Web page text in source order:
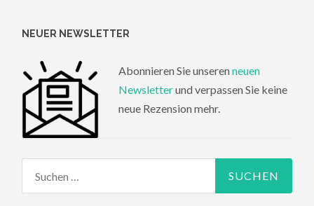
NEUER NEWSLETTER
Abonnieren Sie unseren neuen
Newsletterund verpassen Sie keine
neue Rezension mehr.